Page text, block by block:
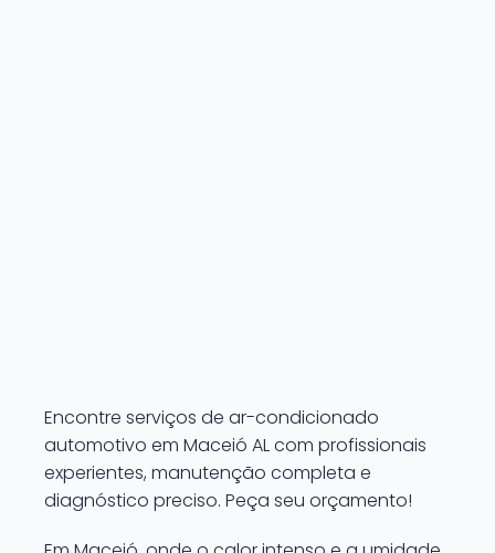
Encontre serviços de ar-condicionado
automotivo em Maceió AL com profissionais
experientes, manutenção completa e
diagnóstico preciso. Peça seu orçamento!